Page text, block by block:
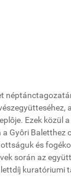
Ezek közül
Gyôri
és
során az
kuratóriumi